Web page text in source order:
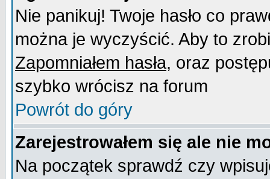
Nie panikuj! Twoje hasło co
można je wyczyścić. Aby to
Zapomniałem hasła, oraz
szybko wrócisz na forum
Powrót do góry
Zarejestrowałem się ale nie
Na początek sprawdź czy